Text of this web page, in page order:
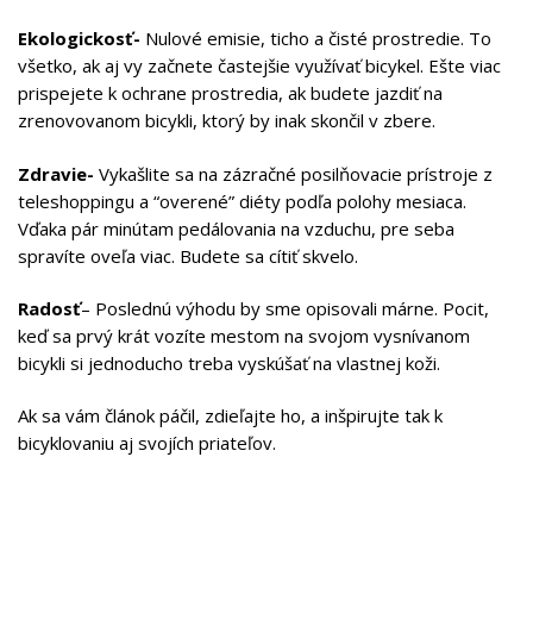
Ekologickosť- Nulové emisie, ticho a čisté prostredie. To
všetko, ak aj vy začnete častejšie využívať bicykel. Ešte viac
prispejete k ochrane prostredia, ak budete jazdiť na
zrenovovanom bicykli, ktorý by inak skončil v zbere.
Zdravie- Vykašlite sa na zázračné posilňovacie prístroje z
teleshoppingu a “overené” diéty podľa polohy mesiaca.
Vďaka pár minútam pedálovania na vzduchu, pre seba
spravíte oveľa viac. Budete sa cítiť skvelo.
Radosť– Poslednú výhodu by sme opisovali márne. Pocit,
keď sa prvý krát vozíte mestom na svojom vysnívanom
bicykli si jednoducho treba vyskúšať na vlastnej koži.
Ak sa vám článok páčil, zdieľajte ho, a inšpirujte tak k
bicyklovaniu aj svojích priateľov.